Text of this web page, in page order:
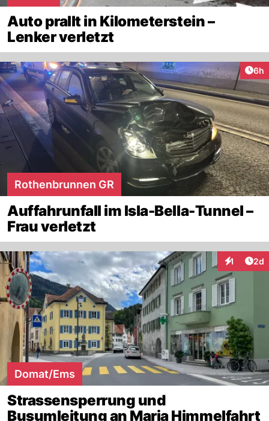
Auto prallt in Kilometerstein –
Lenker verletzt
6h
Rothenbrunnen GR
Auffahrunfall im Isla-Bella-Tunnel –
Frau verletzt
1 2d
Domat/Ems
Strassensperrung und
Busumleitung an Maria Himmelfahrt